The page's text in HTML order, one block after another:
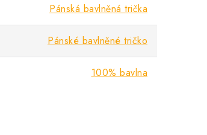
Pánská bavlněná trička
Pánské bavlněné tričko
100% bavlna